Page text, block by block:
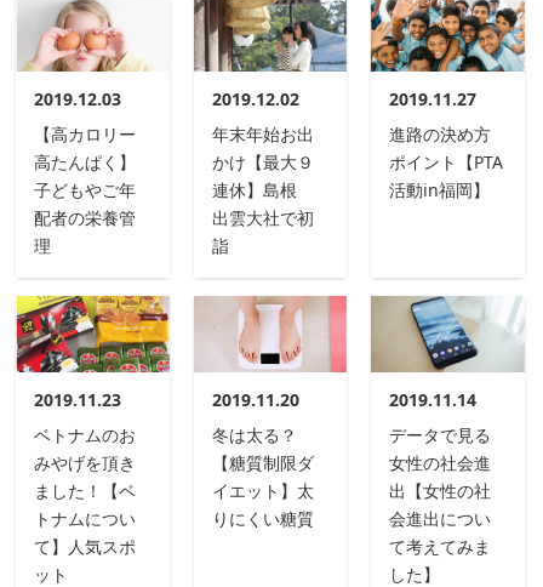
2019.12.03
【高カロリー
高たんぱく】
子どもやご年
配者の栄養管
理
2019.12.02
年末年始お出
かけ【最大９
連休】島根
出雲大社で初
詣
2019.11.27
進路の決め方
ポイント【PTA
活動in福岡】
2019.11.23
ベトナムのお
みやげを頂き
ました！【ベ
トナムについ
て】人気スポ
ット
2019.11.20
冬は太る？
【糖質制限ダ
イエット】太
りにくい糖質
2019.11.14
データで見る
女性の社会進
出【女性の社
会進出につい
て考えてみま
した】